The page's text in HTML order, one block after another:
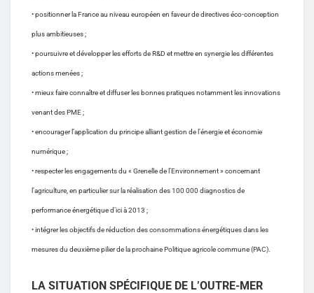
• positionner la France au niveau européen en faveur de directives éco-conception
plus ambitieuses ;
• poursuivre et développer les efforts de R&D et mettre en synergie les différentes
actions menées ;
• mieux faire connaître et diffuser les bonnes pratiques notamment les innovations
venant des PME ;
• encourager l’application du principe alliant gestion de l’énergie et économie
numérique ;
• respecter les engagements du « Grenelle de l’Environnement » concernant
l’agriculture, en particulier sur la réalisation des 100 000 diagnostics de
performance énergétique d’ici à 2013 ;
• intégrer les objectifs de réduction des consommations énergétiques dans les
mesures du deuxième pilier de la prochaine Politique agricole commune (PAC).
LA SITUATION SPÉCIFIQUE DE L’OUTRE-MER